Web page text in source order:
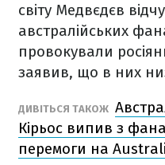
світу Медвєдєв
австралійських
провокували
заявив, що в них
ДИВІТЬСЯ ТАКОЖ
Кірьос випив з
перемоги на